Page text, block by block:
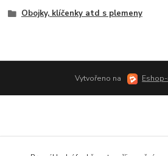
Obojky, klíčenky atd s plemeny
Vytvořeno na